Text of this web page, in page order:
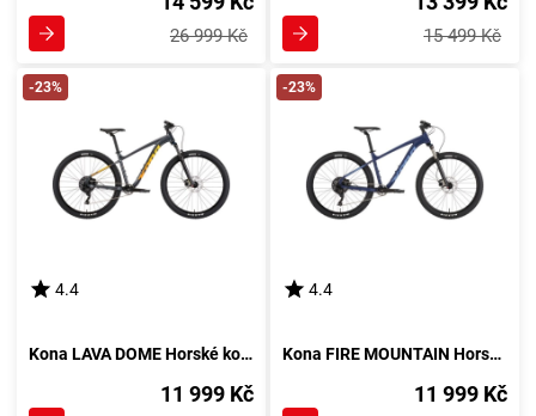
26 999 Kč 15 499 Kč
-23%
4.4
Kona LAVA DOME Horské kolo, černá
11 999 Kč
-23%
4.4
Kona FIRE MOUNTAIN Horské kolo, tmavě modrá
11 999 Kč